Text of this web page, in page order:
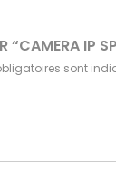
“CAMERA
sont